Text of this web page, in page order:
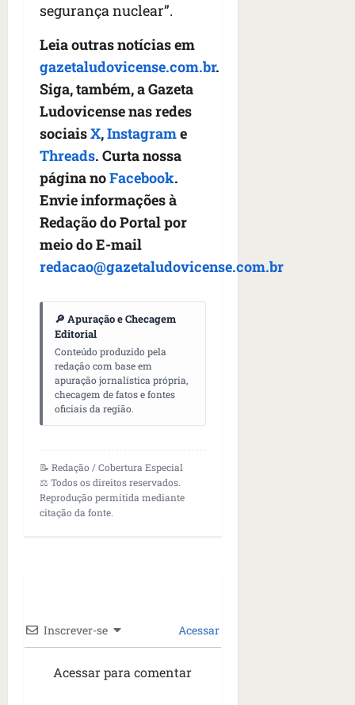
segurança nuclear”.
Leia outras notícias em
gazetaludovicense.com.br.
Siga, também, a Gazeta
Ludovicense nas redes
sociaisX,Instagrame
Threads. Curta nossa
página noFacebook.
Envie informações à
Redação do Portal por
meio do E-mail
redacao@gazetaludovicense.com.br
🔎 Apuração e Checagem
Editorial
Conteúdo produzido pela
redação com base em
apuração jornalística própria,
checagem de fatos e fontes
oficiais da região.
📝 Redação / Cobertura Especial
⚖️ Todos os direitos reservados.
Reprodução permitida mediante
citação da fonte.
Inscrever-se Acessar
Acessar para comentar